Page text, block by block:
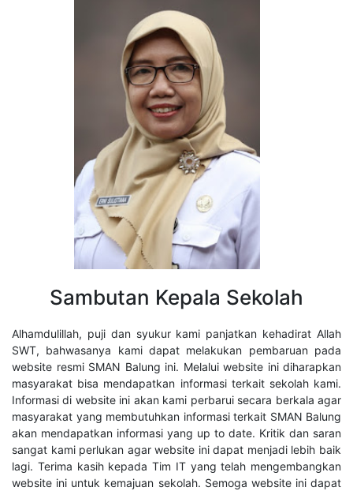
Sambutan Kepala Sekolah
Alhamdulillah, puji dan syukur kami panjatkan kehadirat Allah
SWT, bahwasanya kami dapat melakukan pembaruan pada
website resmi SMAN Balung ini. Melalui website ini diharapkan
masyarakat bisa mendapatkan informasi terkait sekolah kami.
Informasi di website ini akan kami perbarui secara berkala agar
masyarakat yang membutuhkan informasi terkait SMAN Balung
akan mendapatkan informasi yang up to date. Kritik dan saran
sangat kami perlukan agar website ini dapat menjadi lebih baik
lagi. Terima kasih kepada Tim IT yang telah mengembangkan
website ini untuk kemajuan sekolah. Semoga website ini dapat